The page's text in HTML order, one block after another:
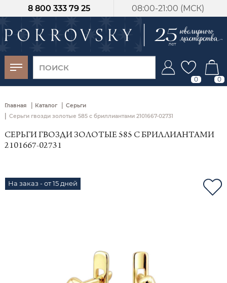
08:00-21:00 (МСК)
8 800 333 79 25
0 0
Главная | Каталог | Серьги
| Серьги гвозди золотые 585 с бриллиантами 2101667-02731
СЕРЬГИ ГВОЗДИ ЗОЛОТЫЕ 585 С БРИЛЛИАНТАМИ
2101667-02731
На заказ - от 15 дней
-30%
от 15 дней с
момента оплаты